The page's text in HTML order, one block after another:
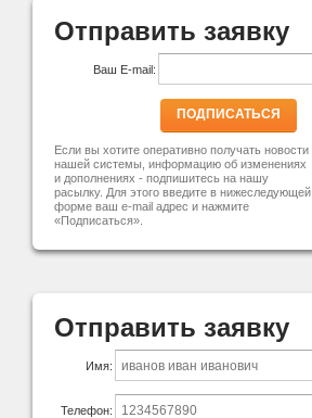
Отправить заявку
Ваш E-mail:
ПОДПИСАТЬСЯ
Если вы хотите оперативно получать новости
нашей системы, информацию об изменениях
и дополнениях - подпишитесь на нашу
расылку. Для этого введите в нижеследующей
форме ваш e-mail адрес и нажмите
«Подписаться».
Отправить заявку
Имя:
Телефон: